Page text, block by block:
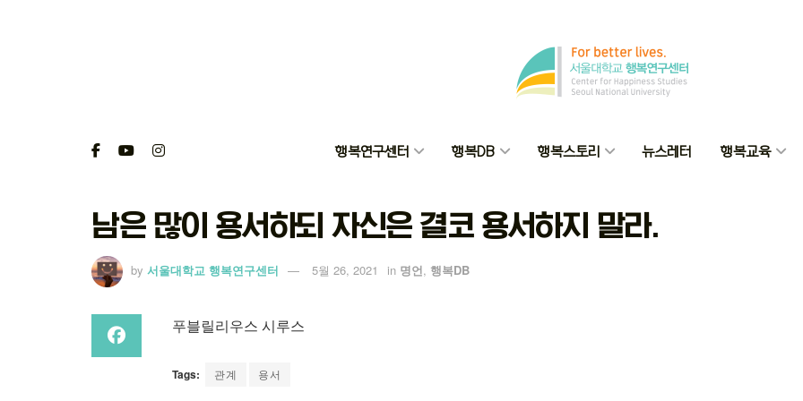
행복연구센터 행복DB 행복스토리 뉴스레터 행복교육
남은 많이 용서하되 자신은 결코 용서하지 말라.
by 서울대학교 행복연구센터 5월 26, 2021 in 명언, 행복DB
푸블릴리우스 시루스
Tags: 관계 용서